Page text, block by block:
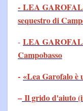
- LEA
sequestro di
- LEA
Campobasso
- «Lea Garofalo è
– Il grido d'aiuto